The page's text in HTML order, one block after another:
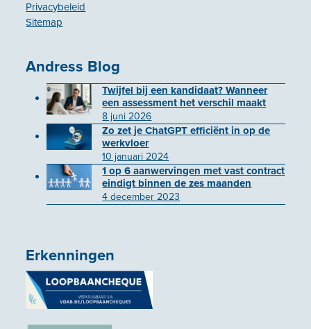
Privacybeleid
Sitemap
Andress Blog
Twijfel bij een kandidaat? Wanneer
een assessment het verschil maakt
8 juni 2026
Zo zet je ChatGPT efficiënt in op de
werkvloer
10 januari 2024
1 op 6 aanwervingen met vast contract
eindigt binnen de zes maanden
4 december 2023
Erkenningen